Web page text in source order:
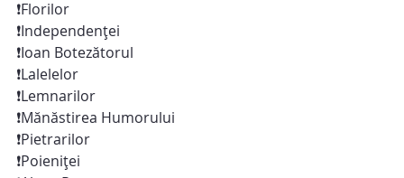
❗️Florilor
❗️Independenței
❗️Ioan Botezătorul
❗️Lalelelor
❗️Lemnarilor
❗️Mănăstirea Humorului
❗️Pietrarilor
❗️Poieniței